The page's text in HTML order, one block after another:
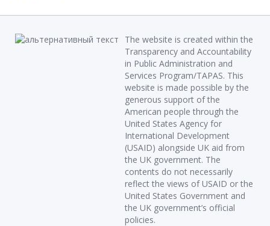
The website is created within the
Transparency and Accountability
in Public Administration and
Services Program/TAPAS. This
website is made possible by the
generous support of the
American people through the
United States Agency for
International Development
(USAID) alongside UK aid from
the UK government. The
contents do not necessarily
reflect the views of USAID or the
United States Government and
the UK government’s official
policies.